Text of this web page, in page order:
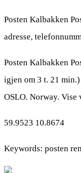
Posten Kalbakken
adresse,
Posten Kalbakken
igjen om 3 t. 21
OSLO. Norway. Vise
59.9523 10.8674
Keywords: posten